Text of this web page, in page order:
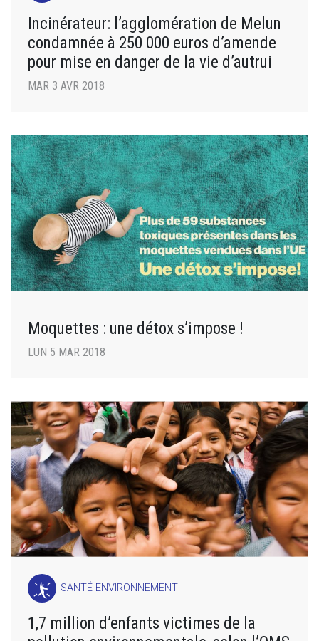
Incinérateur: l’agglomération de Melun
condamnée à 250 000 euros d’amende
pour mise en danger de la vie d’autrui
MAR 3 AVR 2018
Moquettes : une détox s’impose !
LUN 5 MAR 2018
SANTÉ-ENVIRONNEMENT
1,7 million d’enfants victimes de la